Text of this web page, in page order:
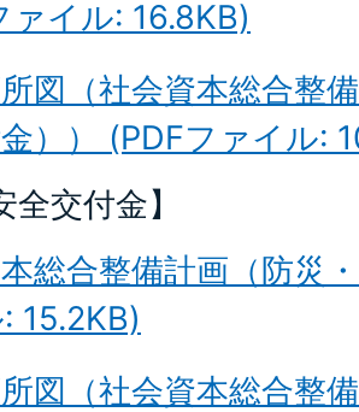
ァイル: 16.8KB)
図（社会資本総合整
）） (PDFファイル:
全交付金】
総合整備計画（防災
15.2KB)
図（社会資本総合整